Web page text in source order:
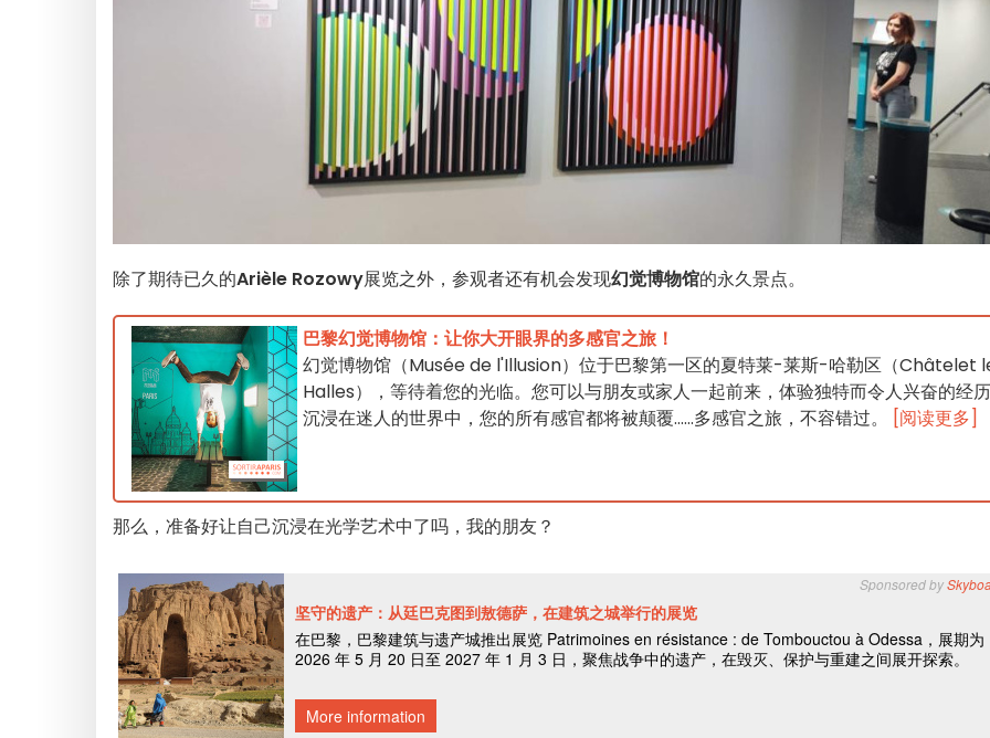
除了期待已久的Arièle Rozowy展览之外，参观者还有机会发现幻觉博物馆的永久景点。
巴黎幻觉博物馆：让你大开眼界的多感官之旅！
幻觉博物馆（Musée de l'Illusion）位于巴黎第一区的夏特莱-莱斯-哈勒区（Châtelet
Halles），等待着您的光临。您可以与朋友或家人一起前来，体验独特而令人兴奋的经
沉浸在迷人的世界中，您的所有感官都将被颠覆......多感官之旅，不容错过。
[阅读更多]
那么，准备好让自己沉浸在光学艺术中了吗，我的朋友？